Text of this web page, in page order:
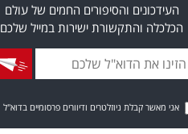
העידכונים והסיפורים החמים של עולם
הכלכלה והתקשורת ישירות במייל שלכם
אני מאשר קבלת ניוזלטרים ודיוורים פרסומיים בדוא"ל